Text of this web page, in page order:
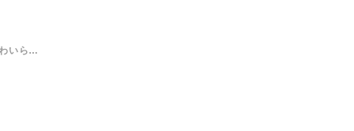
ジェフィ＆ユニティが並んだ、かわいらしいデザインのマスキングテープ（マスコットグリーン）！グリーンのチェック柄をベースに、日常使いしやすいポップなデザインに仕上げました。手帳やノートのデコレーションはもちろん、ラッピングや小物アレンジにもぴったり。貼るだけで、いつものアイテムを楽しく彩ってくれるアイテムです。【サイズ】約1.5cm 長さ5ｍ【素材】和紙【注意事項】※画像はイメージです。実際の商品と異なる場合がございます。※一度のご注文で複数の商品をご注文いただいた場合、すべての商品が揃い次第の発送となります。お急ぎの場合は、受注商品と分けてご注文いただきますようお願いします。